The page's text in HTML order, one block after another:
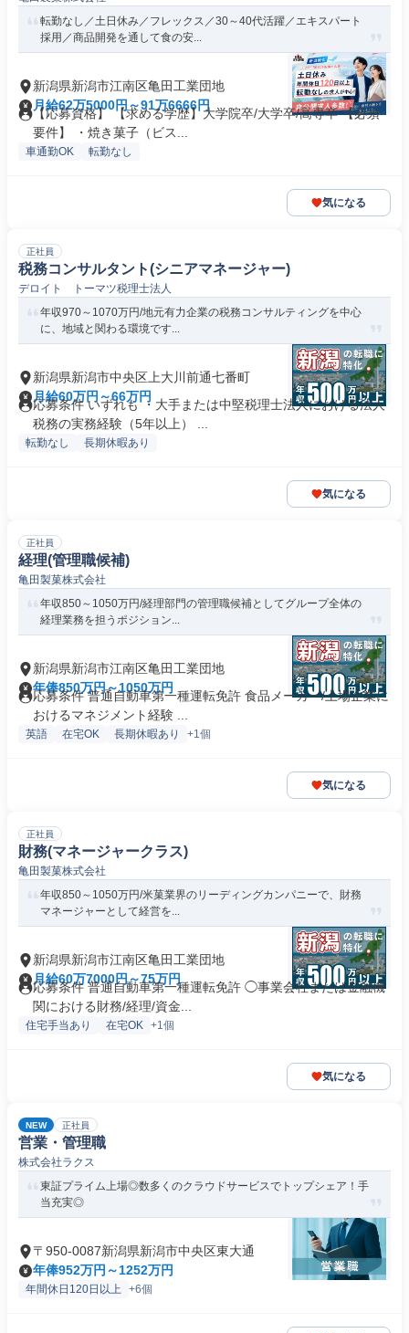
転勤なし／土日休み／フレックス／30～40代活躍／エキスパート
採用／商品開発を通して食の安...
新潟県新潟市江南区亀田工業団地
月給62万5000円～91万6666円
【応募資格】 【求める学歴】大学院卒/大学卒/高専卒 【必須
要件】 ・焼き菓子（ビス...
車通勤OK 転勤なし
気になる
正社員
税務コンサルタント(シニアマネージャー)
デロイト トーマツ税理士法人
年収970～1070万円/地元有力企業の税務コンサルティングを中心
に、地域と関わる環境です...
新潟県新潟市中央区上大川前通七番町
月給60万円～66万円
応募条件 いずれも ・大手または中堅税理士法人における法人
税務の実務経験（5年以上） ...
転勤なし 長期休暇あり
気になる
正社員
経理(管理職候補)
亀田製菓株式会社
年収850～1050万円/経理部門の管理職候補としてグループ全体の
経理業務を担うポジション...
新潟県新潟市江南区亀田工業団地
年俸850万円～1050万円
応募条件 普通自動車第一種運転免許 食品メーカー/上場企業に
おけるマネジメント経験 ...
英語 在宅OK 長期休暇あり +1個
気になる
正社員
財務(マネージャークラス)
亀田製菓株式会社
年収850～1050万円/米菓業界のリーディングカンパニーで、財務
マネージャーとして経営を...
新潟県新潟市江南区亀田工業団地
月給60万7000円～75万円
応募条件 普通自動車第一種運転免許 ◯事業会社または金融機
関における財務/経理/資金...
住宅手当あり 在宅OK +1個
気になる
NEW 正社員
営業・管理職
株式会社ラクス
東証プライム上場◎数多くのクラウドサービスでトップシェア！手
当充実◎
〒950-0087新潟県新潟市中央区東大通
年俸952万円～1252万円
年間休日120日以上 +6個